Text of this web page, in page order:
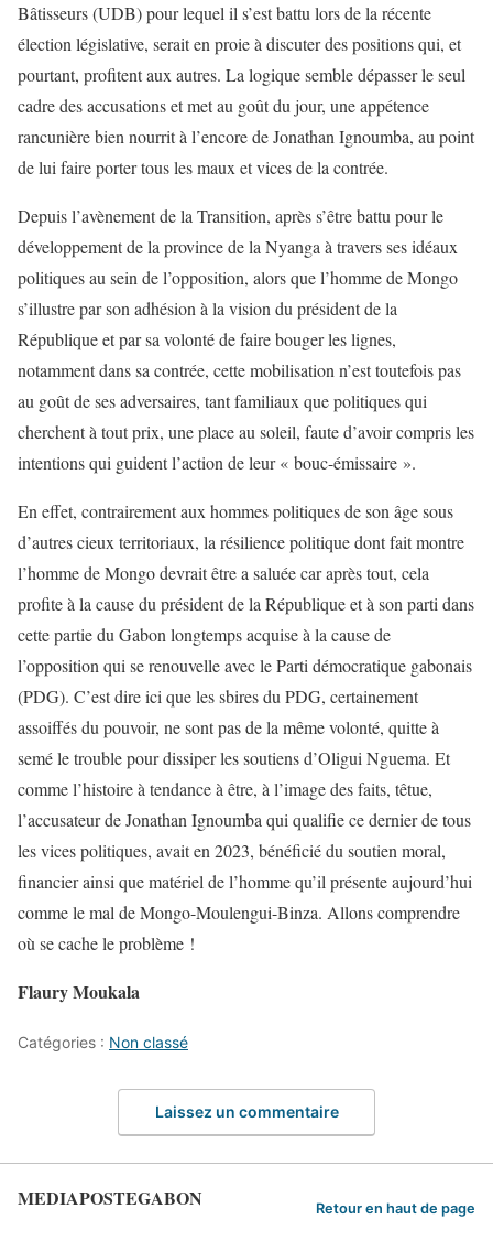
Bâtisseurs (UDB) pour lequel il s’est battu lors de la récente
élection législative, serait en proie à discuter des positions qui, et
pourtant, profitent aux autres. La logique semble dépasser le seul
cadre des accusations et met au goût du jour, une appétence
rancunière bien nourrit à l’encore de Jonathan Ignoumba, au point
de lui faire porter tous les maux et vices de la contrée.
Depuis l’avènement de la Transition, après s’être battu pour le
développement de la province de la Nyanga à travers ses idéaux
politiques au sein de l’opposition, alors que l’homme de Mongo
s’illustre par son adhésion à la vision du président de la
République et par sa volonté de faire bouger les lignes,
notamment dans sa contrée, cette mobilisation n’est toutefois pas
au goût de ses adversaires, tant familiaux que politiques qui
cherchent à tout prix, une place au soleil, faute d’avoir compris les
intentions qui guident l’action de leur « bouc-émissaire ».
En effet, contrairement aux hommes politiques de son âge sous
d’autres cieux territoriaux, la résilience politique dont fait montre
l’homme de Mongo devrait être a saluée car après tout, cela
profite à la cause du président de la République et à son parti dans
cette partie du Gabon longtemps acquise à la cause de
l’opposition qui se renouvelle avec le Parti démocratique gabonais
(PDG). C’est dire ici que les sbires du PDG, certainement
assoiffés du pouvoir, ne sont pas de la même volonté, quitte à
semé le trouble pour dissiper les soutiens d’Oligui Nguema. Et
comme l’histoire à tendance à être, à l’image des faits, têtue,
l’accusateur de Jonathan Ignoumba qui qualifie ce dernier de tous
les vices politiques, avait en 2023, bénéficié du soutien moral,
financier ainsi que matériel de l’homme qu’il présente aujourd’hui
comme le mal de Mongo-Moulengui-Binza. Allons comprendre
où se cache le problème !
Flaury Moukala
Catégories : Non classé
Laissez un commentaire
MEDIAPOSTEGABON Retour en haut de page